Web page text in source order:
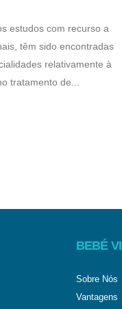
estudos com recurso a
têm sido encontradas
relativamente à
tratamento de...
BEBÉ
Sobre Nós
Vantagens